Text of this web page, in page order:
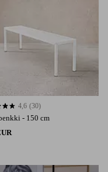
- 150 cm
30 arvosanaan
4,6 (30)